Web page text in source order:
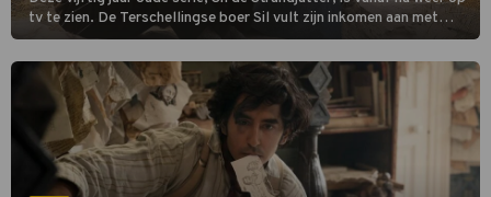
tv te zien. De Terschellingse boer Sil vult zijn inkomen aan met
strandjutten. Op een dag redt hij een meisje uit zee. Hij neemt haar
op in zijn gezin en noemt haar Lobke.